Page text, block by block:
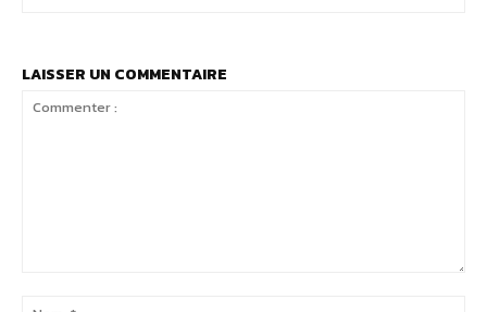
LAISSER UN COMMENTAIRE